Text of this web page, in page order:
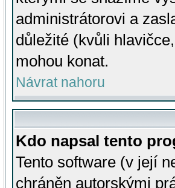
administrátorovi a
důležité (kvůli
mohou konat.
Návrat nahoru
Kdo napsal tento
Tento software (v její
chráněn autorskými